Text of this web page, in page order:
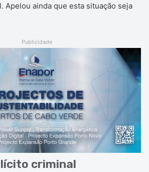
Apelou ainda que esta situação seja
Publicidade
criminal